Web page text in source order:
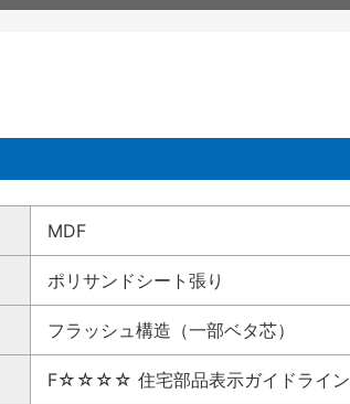
MDF
ポリサンドシート張り
フラッシュ構造（一部ベタ芯）
F☆☆☆☆ 住宅部品表示ガイドライン